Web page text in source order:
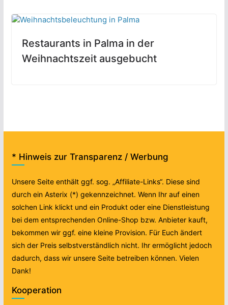
Restaurants in Palma in der
Weihnachtszeit ausgebucht
* Hinweis zur Transparenz / Werbung
Unsere Seite enthält ggf. sog. „Affiliate-Links“. Diese sind
durch ein Asterix (*) gekennzeichnet. Wenn Ihr auf einen
solchen Link klickt und ein Produkt oder eine Dienstleistung
bei dem entsprechenden Online-Shop bzw. Anbieter kauft,
bekommen wir ggf. eine kleine Provision. Für Euch ändert
sich der Preis selbstverständlich nicht. Ihr ermöglicht jedoch
dadurch, dass wir unsere Seite betreiben können. Vielen
Dank!
Kooperation